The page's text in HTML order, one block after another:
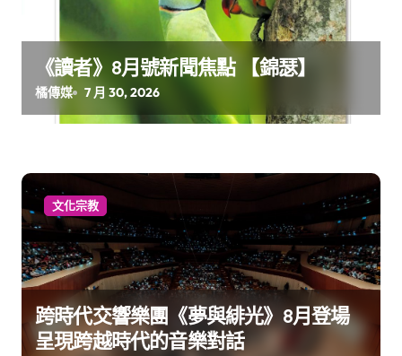
《讀者》8月號新聞焦點 【錦瑟】
橘傳媒 7 月 30, 2026
文化宗教
跨時代交響樂團《夢與緋光》8⽉登場
呈現跨越時代的⾳樂對話